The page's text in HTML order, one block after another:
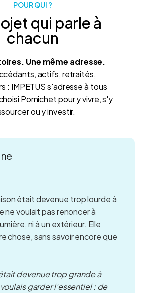
POUR QUI ?
qui parle à
chacun
Une même adresse.
actifs, retraités,
: IMPETUS s'adresse à tous
Pornichet pour y vivre, s'y
ou y investir.
était devenue trop lourde à
ne voulait pas renoncer à
ni à un extérieur. Elle
chose, sans savoir encore que
devenue trop grande à
garder l'essentiel : de